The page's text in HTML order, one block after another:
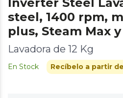
steel, 1400 rpm,
plus, Steam Max y
Lavadora de 12 Kg
En Stock Recíbelo a partir